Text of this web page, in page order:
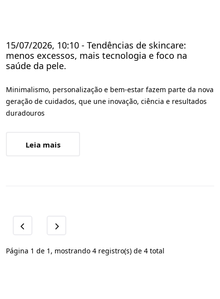
15/07/2026, 10:10 - Tendências de skincare:
menos excessos, mais tecnologia e foco na
saúde da pele.
Minimalismo, personalização e bem-estar fazem parte da nova
geração de cuidados, que une inovação, ciência e resultados
duradouros
Leia mais
Página 1 de 1, mostrando 4 registro(s) de 4 total